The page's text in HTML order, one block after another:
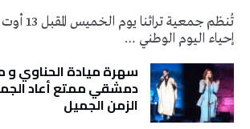
إحياء اليوم الوطني …
سهرة ميادة الحناوي
دمشقي ممتع أعاد
الزمن الجميل